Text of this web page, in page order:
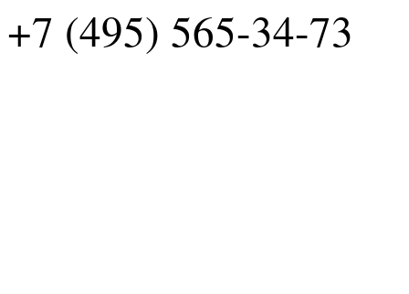
+7 (495) 565-34-73